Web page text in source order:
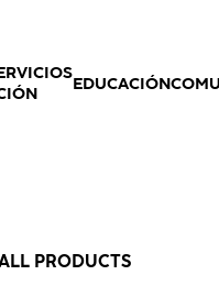
EDUCACIÓN
PRODUCTS